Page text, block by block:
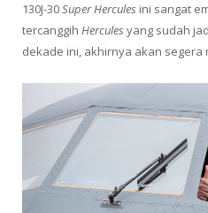
130J-30Super Hercules ini sangat
tercanggih Hercules yang sudah
dekade ini, akhirnya akan